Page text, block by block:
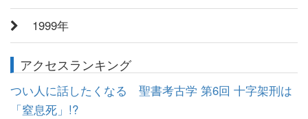
1999年
アクセスランキング
つい人に話したくなる 聖書考古学 第6回 十字架刑は
「窒息死」!?